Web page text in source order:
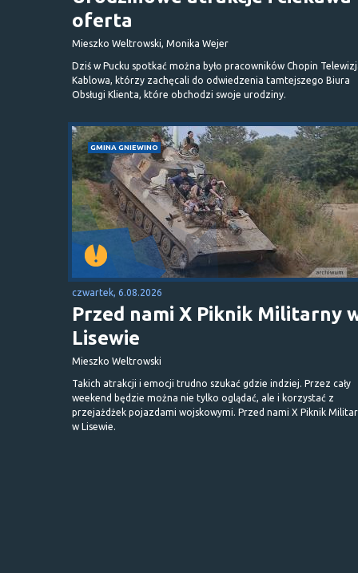
oferta
Mieszko Weltrowski, Monika Wejer
Dziś w Pucku spotkać można było pracowników Chopin
Kablowa, którzy zachęcali do odwiedzenia tamtejszego Biura
Obsługi Klienta, które obchodzi swoje urodziny.
GMINA GNIEWINO
czwartek, 6.08.2026
Przed nami X Piknik Militarny
Lisewie
Mieszko Weltrowski
Takich atrakcji i emocji trudno szukać gdzie indziej. Przez cały
weekend będzie można nie tylko oglądać, ale i korzystać z
przejażdżek pojazdami wojskowymi. Przed nami X Piknik
w Lisewie.